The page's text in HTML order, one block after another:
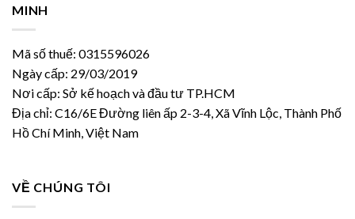
MINH
Mã số thuế: 0315596026
Ngày cấp: 29/03/2019
Nơi cấp: Sở kế hoạch và đầu tư TP.HCM
Địa chỉ: C16/6E Đường liên ấp 2-3-4, Xã Vĩnh Lộc, Thành Phố
Hồ Chí Minh, Việt Nam
VỀ CHÚNG TÔI